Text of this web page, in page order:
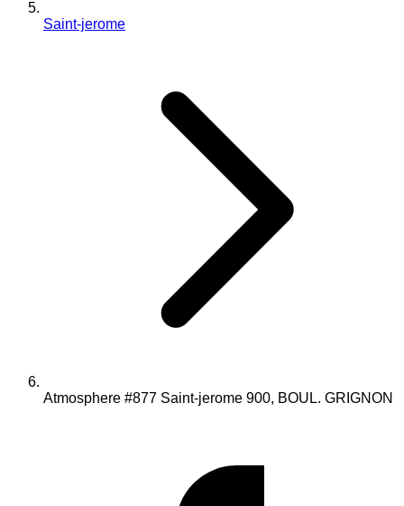
Saint-jerome
Atmosphere #877 Saint-jerome 900, BOUL. GRIGNON